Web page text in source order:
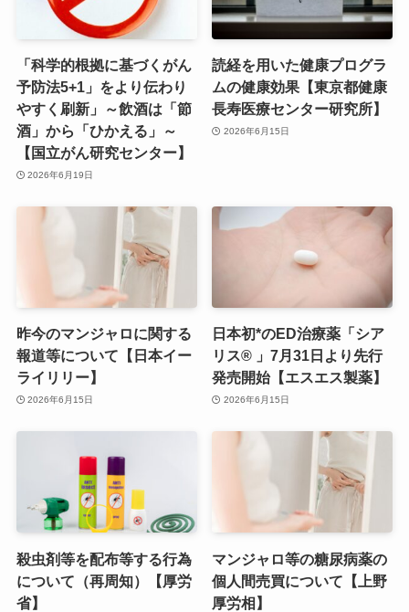
「科学的根拠に基づくがん
予防法5+1」をより伝わり
やすく刷新」～飲酒は「節
酒」から「ひかえる」～
【国立がん研究センター】
2026年6月19日
読経を用いた健康プログラ
ムの健康効果【東京都健康
長寿医療センター研究所】
2026年6月15日
昨今のマンジャロに関する
報道等について【日本イー
ライリリー】
2026年6月15日
日本初*のED治療薬「シア
リス® 」7月31日より先行
発売開始【エスエス製薬】
2026年6月15日
殺虫剤等を配布等する行為
について（再周知）【厚労
省】
マンジャロ等の糖尿病薬の
個人間売買について【上野
厚労相】